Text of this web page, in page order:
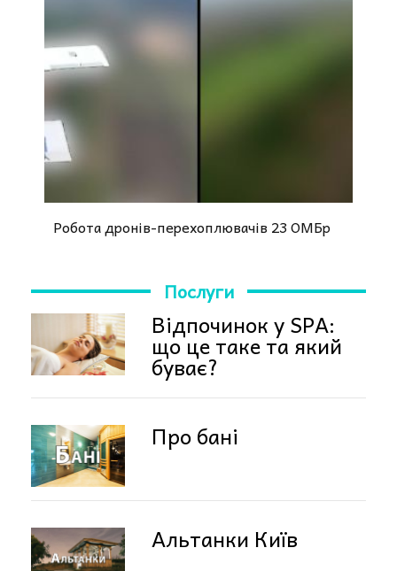
Робота дронів-перехоплювачів 23 ОМБр
Послуги
Відпочинок у SPA:
що це таке та який
буває?
Про бані
Альтанки Київ